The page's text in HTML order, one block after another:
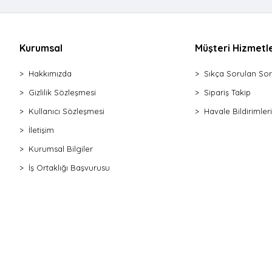
Makas Mutfak
Çırpıcı Silikon
Dilimleyici Peynir
Soyacak & Oyacak
Patates Ezici Metal
İçli Köfte Aparatı
Çekirdek Çıkarıcı
Kurumsal
Hakkımızda
Gizlilik Sözleşmesi
Kullanıcı Sözleşmesi
İletişim
Kurumsal Bilgiler
İş Ortaklığı Başvurusu
Müşteri
Sıkça Sorulan
Sipariş Takip
Havale Bildirimleri